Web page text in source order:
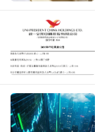
市共有3000+
，还增加了纸
用和民生商